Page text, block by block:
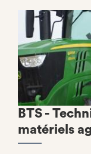
BTS -
matériels